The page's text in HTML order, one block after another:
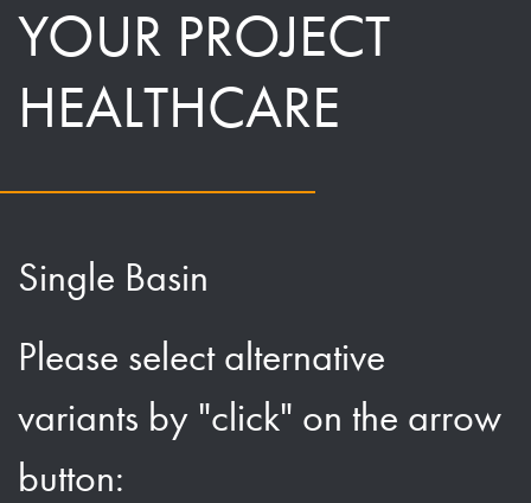
YOUR PROJECT
HEALTHCARE
Single Basin
Please select alternative
variants by "click" on the arrow
button: